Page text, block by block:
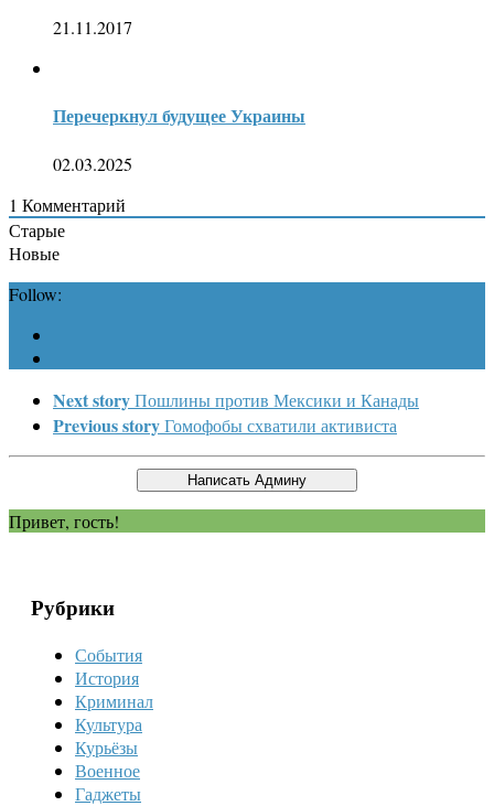
21.11.2017
Перечеркнул будущее Украины
02.03.2025
1 Комментарий
Старые
Новые
Follow:
Next storyПошлины против Мексики и Канады
Previous storyГомофобы схватили активиста
Привет, гость!
Рубрики
События
История
Криминал
Культура
Курьёзы
Военное
Гаджеты